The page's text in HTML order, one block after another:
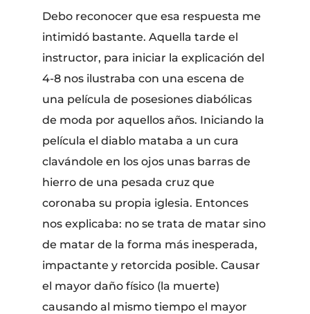
Debo reconocer que esa respuesta me
intimidó bastante. Aquella tarde el
instructor, para iniciar la explicación del
4-8 nos ilustraba con una escena de
una película de posesiones diabólicas
de moda por aquellos años. Iniciando la
película el diablo mataba a un cura
clavándole en los ojos unas barras de
hierro de una pesada cruz que
coronaba su propia iglesia. Entonces
nos explicaba: no se trata de matar sino
de matar de la forma más inesperada,
impactante y retorcida posible. Causar
el mayor daño físico (la muerte)
causando al mismo tiempo el mayor